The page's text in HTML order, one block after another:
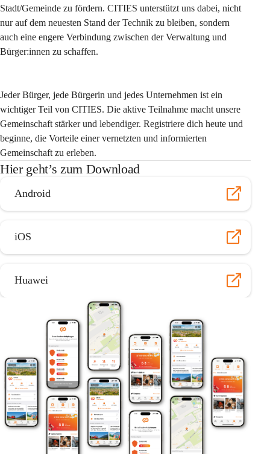
Stadt/Gemeinde zu fördern. CITIES unterstützt uns dabei, nicht
nur auf dem neuesten Stand der Technik zu bleiben, sondern
auch eine engere Verbindung zwischen der Verwaltung und
Bürger:innen zu schaffen.
Jeder Bürger, jede Bürgerin und jedes Unternehmen ist ein
wichtiger Teil von CITIES. Die aktive Teilnahme macht unsere
Gemeinschaft stärker und lebendiger. Registriere dich heute und
beginne, die Vorteile einer vernetzten und informierten
Gemeinschaft zu erleben.
Hier geht’s zum Download
Android
iOS
Huawei